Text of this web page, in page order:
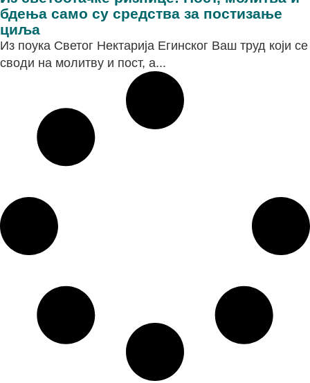
бдења само су средства за постизање
циља
Из поука Светог Нектарија Егинског Ваш труд који се
своди на молитву и пост, а...